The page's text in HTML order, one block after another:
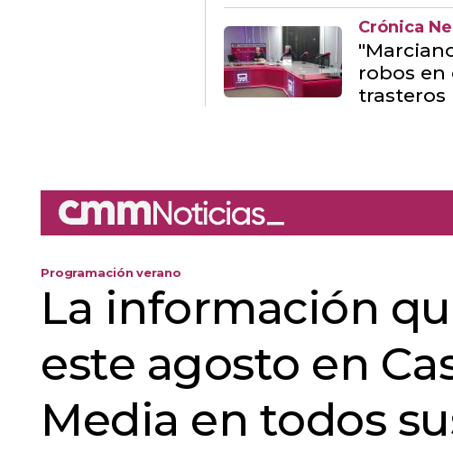
Crónica
robos en
trasteros
Programación verano
La información
este agosto en
Media en todos